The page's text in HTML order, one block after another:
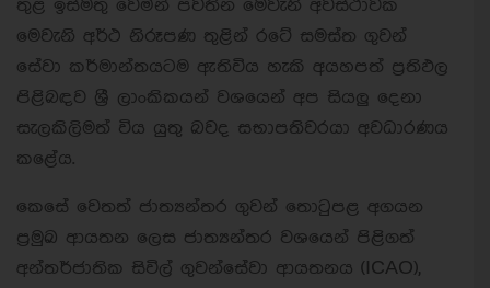
තුළ ඉස්මතු වෙමින් පවතින මෙවැනි අවස්ථාවක
මෙවැනි අර්ථ නිරූපණ තුළින් රටේ සමස්ත ගුවන්
සේවා කර්මාන්තයටම ඇතිවිය හැකි අයහපත් ප්‍රතිඵල
පිළිබඳව ශ්‍රී ලාංකිකයන් වශයෙන් අප සියලු දෙනා
සැලකිලිමත් විය යුතු බවද සභාපතිවරයා අවධාරණය
කළේය.
කෙසේ වෙතත් ජාත්‍යන්තර ගුවන් තොටුපළ අගයන
ප්‍රමුඛ ආයතන ලෙස ජාත්‍යන්තර වශයෙන් පිළිගත්
අන්තර්ජාතික සිවිල් ගුවන්සේවා ආයතනය (ICAO),